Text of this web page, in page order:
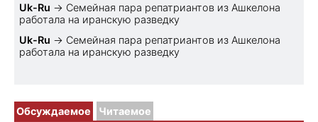
Uk-Ru → Семейная пара репатриантов из Ашкелона
работала на иранскую разведку
Uk-Ru → Семейная пара репатриантов из Ашкелона
работала на иранскую разведку
Обсуждаемое Читаемое